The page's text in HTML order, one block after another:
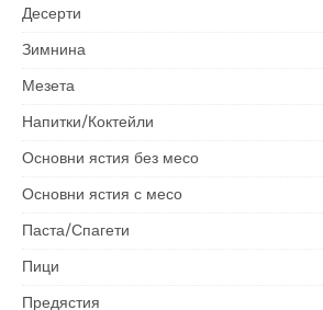
Десерти
Зимнина
Мезета
Напитки/Коктейли
Основни ястия без месо
Основни ястия с месо
Паста/Спагети
Пици
Предястия